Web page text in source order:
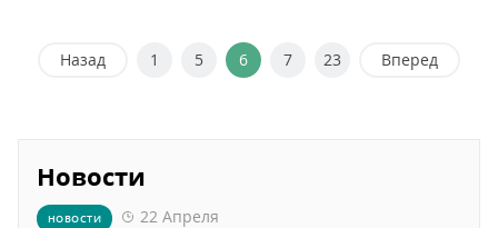
Назад 1 5 6 7 23 Вперед
Новости
НОВОСТИ 22 Апреля